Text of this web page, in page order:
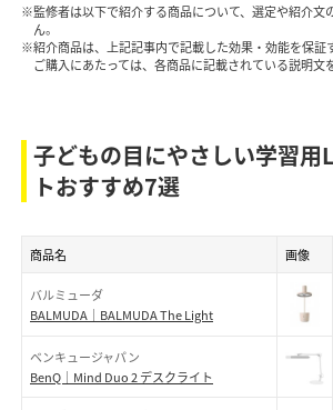
※監修者は以下で紹介する商品について、選定や紹介文
ん。
※紹介商品は、上記記事内で記載した効果・効能を保証
ご購入にあたっては、各商品に記載されている説明文
子どもの目にやさしい学習用
トおすすめ7選
商品名 画像
バルミューダ
BALMUDA｜BALMUDA The Light
ベンキュージャパン
BenQ｜Mind Duo 2 デスクライト